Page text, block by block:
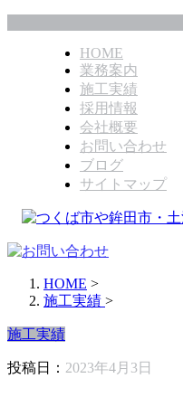
HOME
業務案内
施工実績
採用情報
会社概要
お問い合わせ
ブログ
サイトマップ
HOME >
施工実績 >
施工実績
投稿日： 2023年4月3日